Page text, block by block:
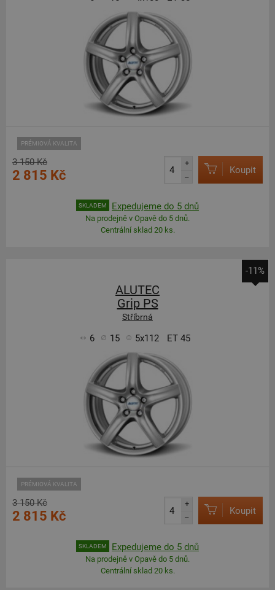
PRÉMIOVÁ KVALITA
3 150 Kč
2 815 Kč
+
–
Koupit
SKLADEM Expedujeme do 5 dnů
Na prodejně v Opavě do 5 dnů.
Centrální sklad 20 ks.
-11%
ALUTEC
Grip PS
Stříbrná
6 15 5x112 ET 45
PRÉMIOVÁ KVALITA
3 150 Kč
2 815 Kč
+
–
Koupit
SKLADEM Expedujeme do 5 dnů
Na prodejně v Opavě do 5 dnů.
Centrální sklad 20 ks.